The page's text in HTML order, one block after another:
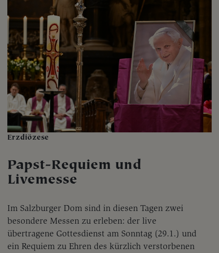
Erzdiözese
Papst-Requiem und
Livemesse
Im Salzburger Dom sind in diesen Tagen zwei
besondere Messen zu erleben: der live
übertragene Gottesdienst am Sonntag (29.1.) und
ein Requiem zu Ehren des kürzlich verstorbenen